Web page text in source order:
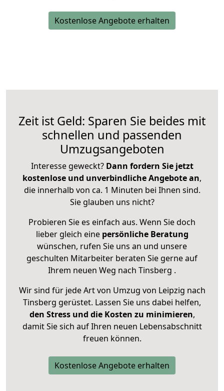
Kostenlose Angebote erhalten
Zeit ist Geld: Sparen Sie beides mit
schnellen und passenden
Umzugsangeboten
Interesse geweckt? Dann fordern Sie jetzt
kostenlose und unverbindliche Angebote an,
die innerhalb von ca. 1 Minuten bei Ihnen sind.
Sie glauben uns nicht?
Probieren Sie es einfach aus. Wenn Sie doch
lieber gleich eine persönliche Beratung
wünschen, rufen Sie uns an und unsere
geschulten Mitarbeiter beraten Sie gerne auf
Ihrem neuen Weg nach Tinsberg .
Wir sind für jede Art von Umzug von Leipzig nach
Tinsberg gerüstet. Lassen Sie uns dabei helfen,
den Stress und die Kosten zu minimieren,
damit Sie sich auf Ihren neuen Lebensabschnitt
freuen können.
Kostenlose Angebote erhalten